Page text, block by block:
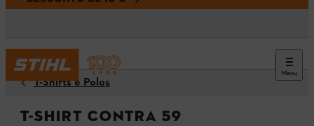
Menu
T-Shirts e Polos
T-shirt CONTRA 59